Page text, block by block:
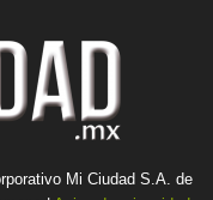
Mi Ciudad S.A. de